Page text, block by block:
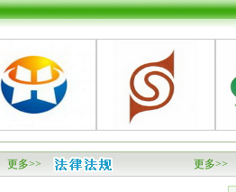
更多>> 更多>>